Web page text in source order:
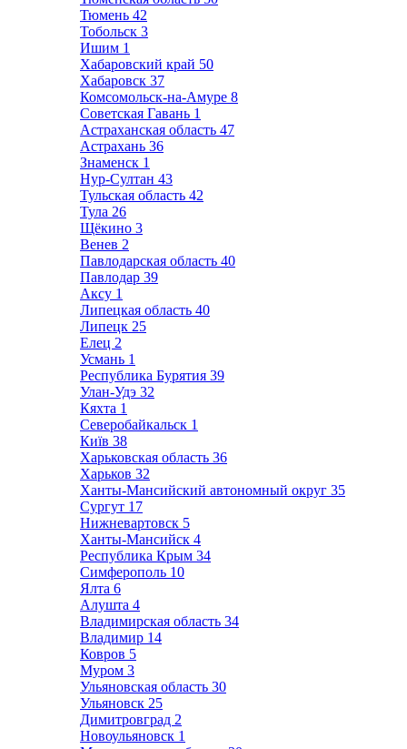
Тюмень 42
Тобольск 3
Ишим 1
Хабаровский край 50
Хабаровск 37
Комсомольск-на-Амуре 8
Советская Гавань 1
Астраханская область 47
Астрахань 36
Знаменск 1
Нур-Султан 43
Тульская область 42
Тула 26
Щёкино 3
Венев 2
Павлодарская область 40
Павлодар 39
Аксу 1
Липецкая область 40
Липецк 25
Елец 2
Усмань 1
Республика Бурятия 39
Улан-Удэ 32
Кяхта 1
Северобайкальск 1
Київ 38
Харьковская область 36
Харьков 32
Ханты-Мансийский автономный округ 35
Сургут 17
Нижневартовск 5
Ханты-Мансийск 4
Республика Крым 34
Симферополь 10
Ялта 6
Алушта 4
Владимирская область 34
Владимир 14
Ковров 5
Муром 3
Ульяновская область 30
Ульяновск 25
Димитровград 2
Новоульяновск 1